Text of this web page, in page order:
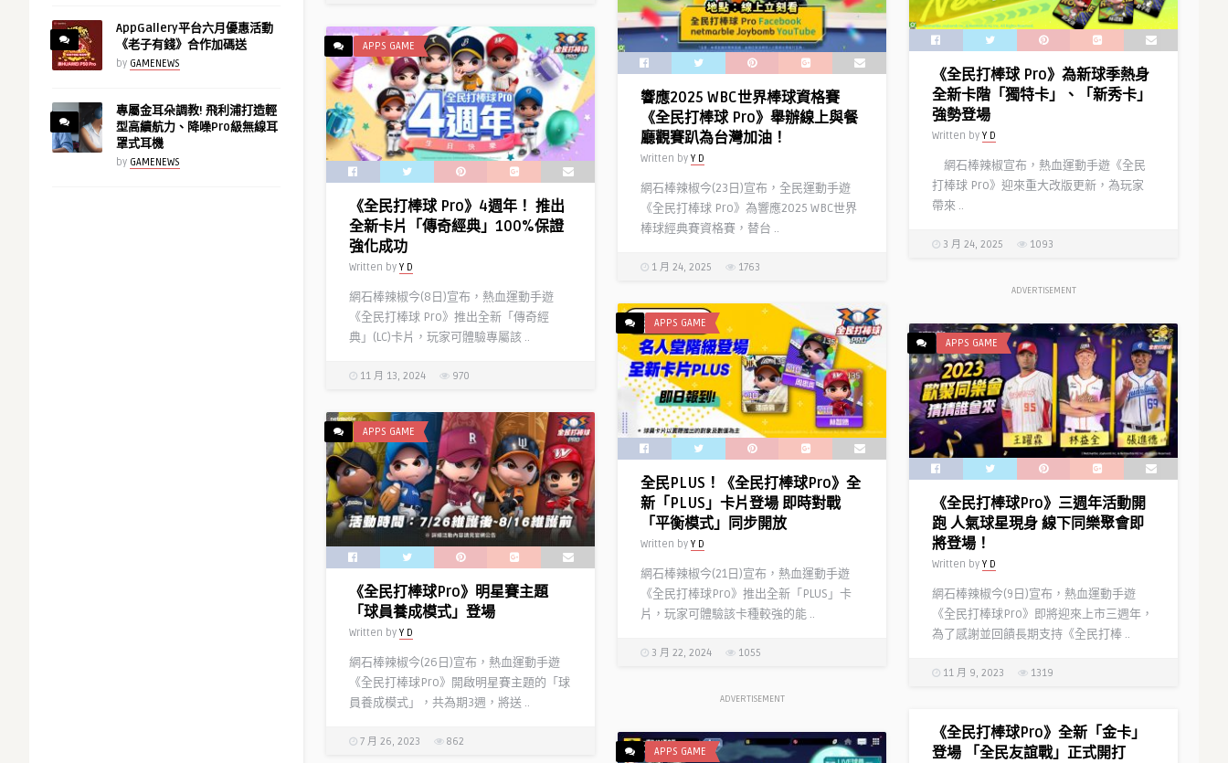
AppGallery平台六月優惠活動
《老子有錢》合作加碼送
by GAMENEWS
專屬金耳朵調教! 飛利浦打造輕
型高續航力、降噪Pro級無線耳
罩式耳機
by GAMENEWS
《全民打棒球 Pro》為新球季熱身
全新卡階「獨特卡」、「新秀卡」
強勢登場
Written by Y D
網石棒辣椒宣布，熱血運動手遊《全民
打棒球 Pro》迎來重大改版更新，為玩家
帶來 ..
3 月 24, 2025 1093
響應2025 WBC世界棒球資格賽
《全民打棒球 Pro》舉辦線上與餐
廳觀賽趴為台灣加油！
Written by Y D
網石棒辣椒今(23日)宣布，全民運動手遊
《全民打棒球 Pro》為響應2025 WBC世界
棒球經典賽資格賽，替台 ..
1 月 24, 2025 1763
APPS GAME
《全民打棒球 Pro》4週年！ 推出
全新卡片「傳奇經典」100%保證
強化成功
Written by Y D
網石棒辣椒今(8日)宣布，熱血運動手遊
《全民打棒球 Pro》推出全新「傳奇經
典」(LC)卡片，玩家可體驗專屬該 ..
11 月 13, 2024 970
ADVERTISEMENT
APPS GAME
全民PLUS！《全民打棒球Pro》全
新「PLUS」卡片登場 即時對戰
「平衡模式」同步開放
Written by Y D
網石棒辣椒今(21日)宣布，熱血運動手遊
《全民打棒球Pro》推出全新「PLUS」卡
片，玩家可體驗該卡種較強的能 ..
3 月 22, 2024 1055
APPS GAME
《全民打棒球Pro》三週年活動開
跑 人氣球星現身 線下同樂聚會即
將登場！
Written by Y D
網石棒辣椒今(9日)宣布，熱血運動手遊
《全民打棒球Pro》即將迎來上市三週年，
為了感謝並回饋長期支持《全民打棒 ..
11 月 9, 2023 1319
APPS GAME
《全民打棒球Pro》明星賽主題
「球員養成模式」登場
Written by Y D
網石棒辣椒今(26日)宣布，熱血運動手遊
《全民打棒球Pro》開啟明星賽主題的「球
員養成模式」，共為期3週，將送 ..
7 月 26, 2023 862
ADVERTISEMENT
《全民打棒球Pro》全新「金卡」
登場 「全民友誼戰」正式開打
APPS GAME